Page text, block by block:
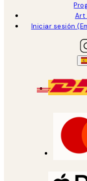
Art
Iniciar sesión